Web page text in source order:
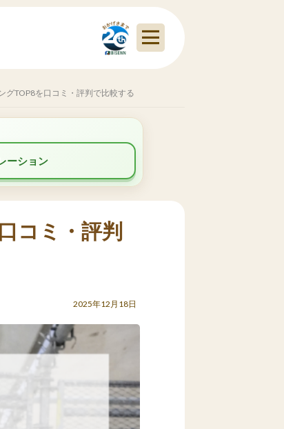
グTOP8を口コミ・評判で比較する
ーション
コミ・評判
2025年12月18日